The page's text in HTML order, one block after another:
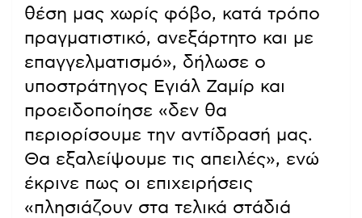
θέση μας χωρίς φόβο, κατά τρόπο
πραγματιστικό, ανεξάρτητο και με
επαγγελματισμό», δήλωσε ο
υποστράτηγος Εγιάλ Ζαμίρ και
προειδοποίησε «δεν θα
περιορίσουμε την αντίδρασή μας.
Θα εξαλείψουμε τις απειλές», ενώ
έκρινε πως οι επιχειρήσεις
«πλησιάζουν στα τελικά στάδιά